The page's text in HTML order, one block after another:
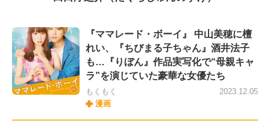
『ママレード・ボーイ』 中山美穂に檀
れい、『ちびまる子ちゃん』酒井法子
も…『りぼん』作品実写化で“母親キャ
ラ”を演じていた豪華な女優たち
もくもく
漫画
2023.12.05